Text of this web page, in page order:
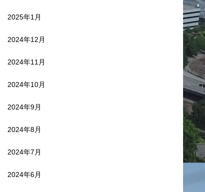
2025年1月
2024年12月
2024年11月
2024年10月
2024年9月
2024年8月
2024年7月
2024年6月